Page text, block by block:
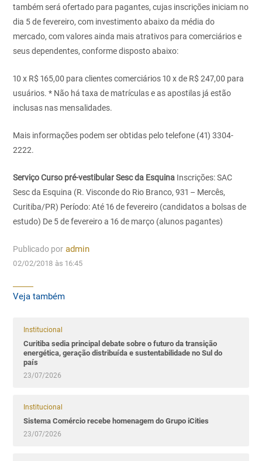
também será ofertado para pagantes, cujas inscrições iniciam no
dia 5 de fevereiro, com investimento abaixo da média do
mercado, com valores ainda mais atrativos para comerciários e
seus dependentes, conforme disposto abaixo:
10 x R$ 165,00 para clientes comerciários10 x de R$ 247,00 para
usuários. * Não há taxa de matrículas e as apostilas já estão
inclusas nas mensalidades.
Mais informações podem ser obtidas pelo telefone (41) 3304-
2222.
ServiçoCurso pré-vestibular Sesc da Esquina Inscrições: SAC
Sesc da Esquina (R. Visconde do Rio Branco, 931 – Mercês,
Curitiba/PR) Período: Até 16 de fevereiro (candidatos a bolsas de
estudo) De 5 de fevereiro a 16 de março (alunos pagantes)
Publicado por admin
02/02/2018 às 16:45
Veja também
Institucional
Curitiba sedia principal debate sobre o futuro da transição
energética, geração distribuída e sustentabilidade no Sul do
país
23/07/2026
Institucional
Sistema Comércio recebe homenagem do Grupo iCities
23/07/2026